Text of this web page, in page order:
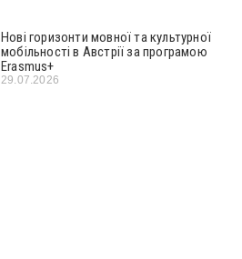
Нові горизонти мовної та культурної
мобільності в Австрії за програмою
Erasmus+
29.07.2026